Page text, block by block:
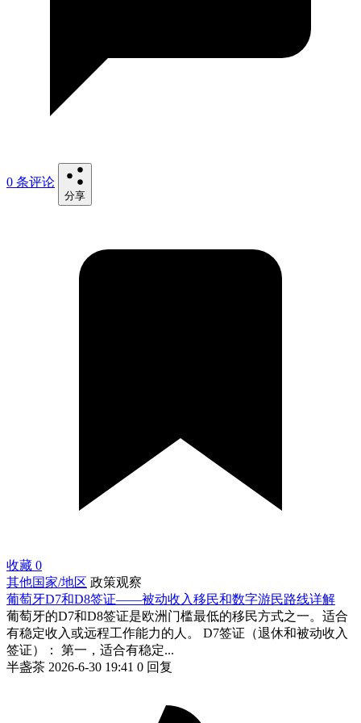
0 条评论
分享
收藏 0
其他国家/地区 政策观察
葡萄牙D7和D8签证——被动收入移民和数字游民路线详解
葡萄牙的D7和D8签证是欧洲门槛最低的移民方式之一。适合
有稳定收入或远程工作能力的人。 D7签证（退休和被动收入
签证）： 第一，适合有稳定...
半盏茶 2026-6-30 19:41 0 回复